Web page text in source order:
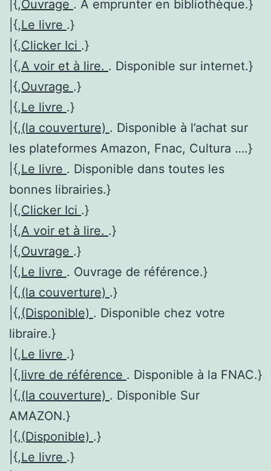
|{,Ouvrage . A emprunter en bibliothèque.}
|{,Le livre .}
|{,Clicker Ici .}
|{,A voir et à lire. . Disponible sur internet.}
|{,Ouvrage .}
|{,Le livre .}
|{,(la couverture) . Disponible à l’achat sur
les plateformes Amazon, Fnac, Cultura ….}
|{,Le livre . Disponible dans toutes les
bonnes librairies.}
|{,Clicker Ici .}
|{,A voir et à lire. .}
|{,Ouvrage .}
|{,Le livre . Ouvrage de référence.}
|{,(la couverture) .}
|{,(Disponible) . Disponible chez votre
libraire.}
|{,Le livre .}
|{,livre de référence . Disponible à la FNAC.}
|{,(la couverture) . Disponible Sur
AMAZON.}
|{,(Disponible) .}
|{,Le livre .}